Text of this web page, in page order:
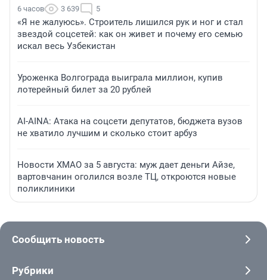
6 часов 3 639 5
«Я не жалуюсь». Строитель лишился рук и ног и стал
звездой соцсетей: как он живет и почему его семью
искал весь Узбекистан
Уроженка Волгограда выиграла миллион, купив
лотерейный билет за 20 рублей
AI-AINA: Атака на соцсети депутатов, бюджета вузов
не хватило лучшим и сколько стоит арбуз
Новости ХМАО за 5 августа: муж дает деньги Айзе,
вартовчанин оголился возле ТЦ, откроются новые
поликлиники
Сообщить новость
Рубрики